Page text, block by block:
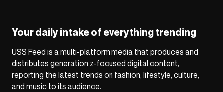
Your daily intake of everything trending
USS Feed is a multi-platform media that produces and
distributes generation z-focused digital content,
reporting the latest trends on fashion, lifestyle, culture,
and music to its audience.